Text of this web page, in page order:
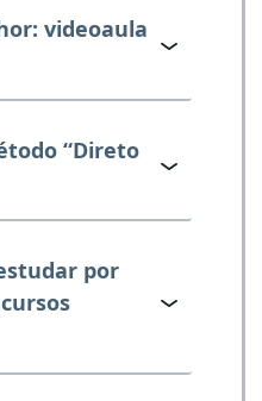
videoaula
“Direto
por